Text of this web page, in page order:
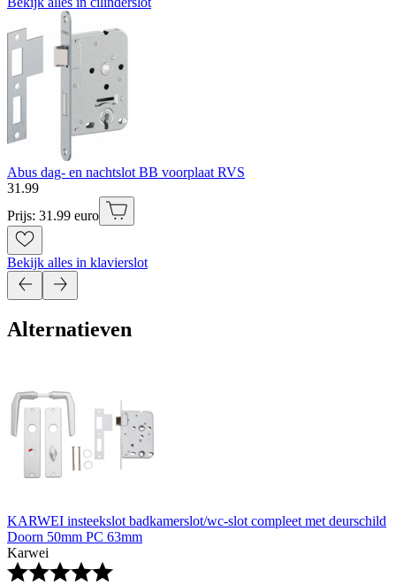
Abus dag- en nachtslot BB voorplaat RVS
31 .99
Prijs: 31.99 euro
Bekijk alles in klavierslot
Alternatieven
KARWEI insteekslot badkamerslot/wc-slot compleet met deurschild
Doorn 50mm PC 63mm
Karwei